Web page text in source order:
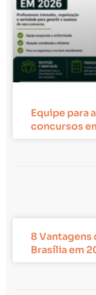
Equipe para
concursos
8 Vantagens
Brasília em